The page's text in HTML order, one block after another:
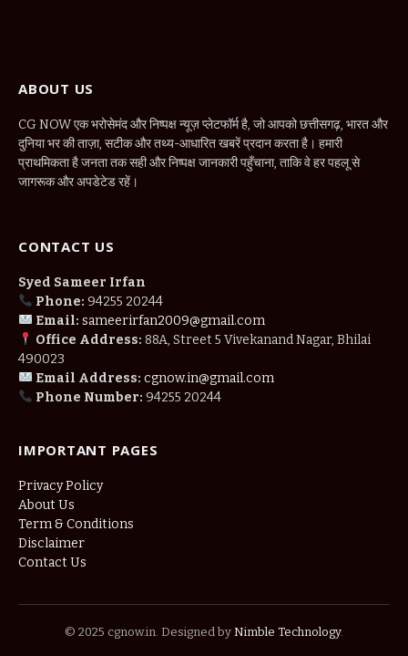
ABOUT US
CG NOW एक भरोसेमंद और निष्पक्ष न्यूज़ प्लेटफॉर्म है, जो आपको छत्तीसगढ़, भारत और
दुनिया भर की ताज़ा, सटीक और तथ्य-आधारित खबरें प्रदान करता है। हमारी
प्राथमिकता है जनता तक सही और निष्पक्ष जानकारी पहुँचाना, ताकि वे हर पहलू से
जागरूक और अपडेटेड रहें।
CONTACT US
Syed Sameer Irfan
Phone: 94255 20244
Email: sameerirfan2009@gmail.com
Office Address: 88A, Street 5 Vivekanand Nagar, Bhilai
490023
Email Address: cgnow.in@gmail.com
Phone Number: 94255 20244
IMPORTANT PAGES
Privacy Policy
About Us
Term & Conditions
Disclaimer
Contact Us
© 2025 cgnow.in. Designed by Nimble Technology.